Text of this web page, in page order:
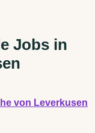
Jobs in
von Leverkusen